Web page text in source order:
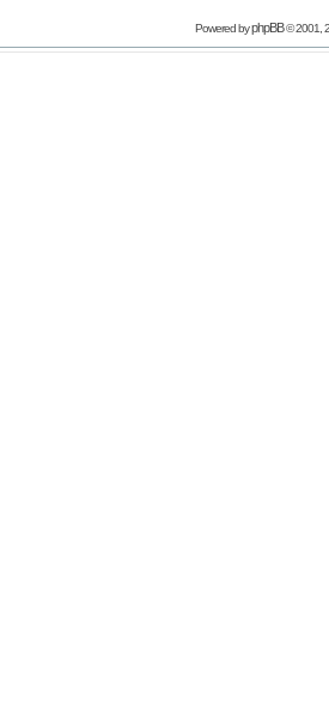
Powered byphpBB© 2001,